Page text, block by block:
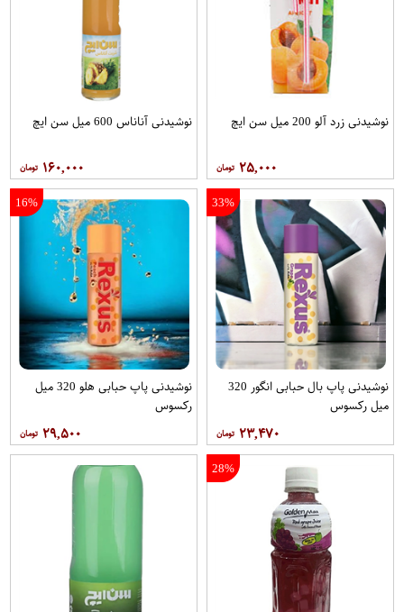
نوشیدنی زرد آلو 200 میل سن ایچ
۲۵,۰۰۰
نوشیدنی آناناس 600 میل سن ایچ
۱۶۰,۰۰۰
33%
نوشیدنی پاپ بال حبابی انگور 320
میل رکسوس
۲۳,۴۷۰
16%
نوشیدنی پاپ حبابی هلو 320 میل
رکسوس
۲۹,۵۰۰
28%